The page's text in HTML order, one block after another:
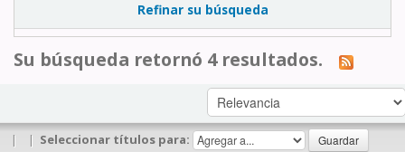
Refinar su búsqueda
Su búsqueda retornó 4 resultados.
| | Seleccionar títulos para: